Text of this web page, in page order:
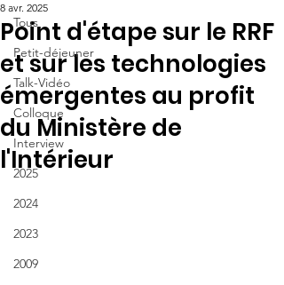
Tous
Petit-déjeuner
Talk-Vidéo
Colloque
Interview
2025
2024
2023
2009
Point d'étape sur le RRF
et sur les technologies
émergentes au profit
du Ministère de
l'Intérieur
8 avr. 2025